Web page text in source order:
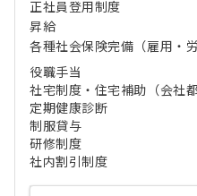
正社員登用制度
昇給
各種社会保険完備（雇用・
役職手当
社宅制度・住宅補助（会社
定期健康診断
制服貸与
研修制度
社内割引制度